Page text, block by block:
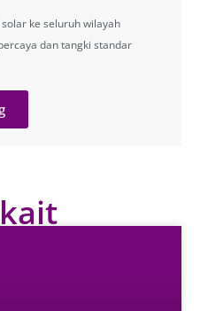
ke seluruh wilayah
dan tangki standar